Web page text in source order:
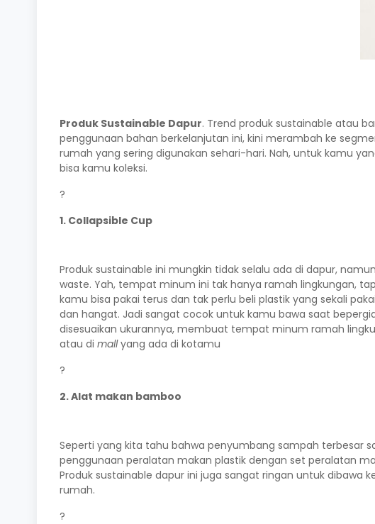
Produk Sustainable Dapur. Trend produk sustainable atau
penggunaan bahan berkelanjutan ini, kini merambah ke
rumah yang sering digunakan sehari-hari. Nah, untuk kamu
bisa kamu koleksi.
?
1. Collapsible Cup
Produk sustainable ini mungkin tidak selalu ada di dapur,
waste. Yah, tempat minum ini tak hanya ramah lingkungan,
kamu bisa pakai terus dan tak perlu beli plastik yang sekali
dan hangat. Jadi sangat cocok untuk kamu bawa saat
disesuaikan ukurannya, membuat tempat minum ramah
atau di mallyang ada di kotamu
?
2. Alat makan bamboo
Seperti yang kita tahu bahwa penyumbang sampah terbesar
penggunaan peralatan makan plastik dengan set peralatan
Produk sustainable dapur ini juga sangat ringan untuk dibawa
rumah.
?